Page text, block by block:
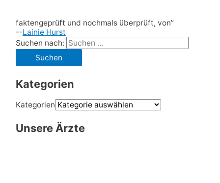
faktengeprüft und nochmals überprüft, von”
--Lainie Hurst
Suchen nach:
Kategorien
Kategorien
Unsere Ärzte